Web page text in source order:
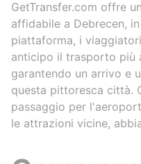
GetTransfer.com offre
affidabile a Debrecen,
piattaforma, i
anticipo il trasporto più
garantendo un arrivo e
questa pittoresca città.
passaggio per
le attrazioni vicine,